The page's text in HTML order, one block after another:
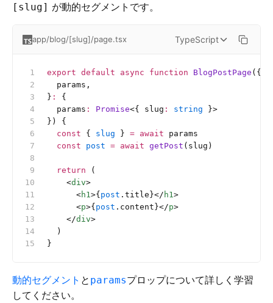
[slug] が動的セグメントです。
app/blog/[slug]/page.tsx TypeScript
export default async function BlogPostPage ({
  params,
} :
{
  params
: Promise<{ slug : string }>
}) {
  const
{ slug } = await params
  const
post = await getPost (slug)
  return
(
    <
div>
      <
h1>{ post .title}</ h1>
      <
p>{ post .content}</p>
    </
div>
  )
}
動的セグメント と paramsプロップについて詳しく学習
してください。